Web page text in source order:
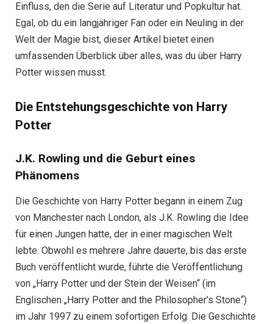
Einfluss, den die Serie auf Literatur und Popkultur hat.
Egal, ob du ein langjähriger Fan oder ein Neuling in der
Welt der Magie bist, dieser Artikel bietet einen
umfassenden Überblick über alles, was du über Harry
Potter wissen musst.
Die Entstehungsgeschichte von Harry
Potter
J.K. Rowling und die Geburt eines
Phänomens
Die Geschichte von Harry Potter begann in einem Zug
von Manchester nach London, als J.K. Rowling die Idee
für einen Jungen hatte, der in einer magischen Welt
lebte. Obwohl es mehrere Jahre dauerte, bis das erste
Buch veröffentlicht wurde, führte die Veröffentlichung
von „Harry Potter und der Stein der Weisen“ (im
Englischen „Harry Potter and the Philosopher’s Stone“)
im Jahr 1997 zu einem sofortigen Erfolg. Die Geschichte